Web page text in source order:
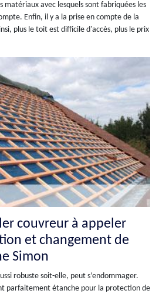
matériaux avec lesquels sont fabriquées les
Enfin, il y a la prise en compte de la
plus le toit est difficile d'accès, plus le prix
couvreur à appeler
et changement de
Simon
robuste soit-elle, peut s’endommager.
parfaitement étanche pour la protection de